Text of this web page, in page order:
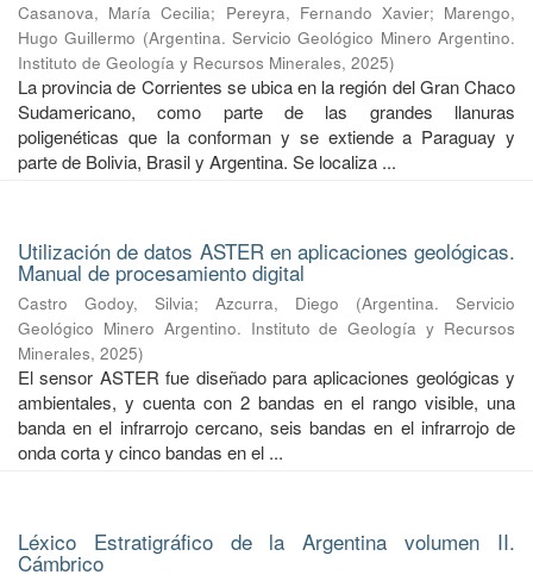
Casanova, María Cecilia; Pereyra, Fernando Xavier; Marengo,
Hugo Guillermo (Argentina. Servicio Geológico Minero Argentino.
Instituto de Geología y Recursos Minerales, 2025)
La provincia de Corrientes se ubica en la región del Gran Chaco
Sudamericano, como parte de las grandes llanuras
poligenéticas que la conforman y se extiende a Paraguay y
parte de Bolivia, Brasil y Argentina. Se localiza ...
Utilización de datos ASTER en aplicaciones geológicas.
Manual de procesamiento digital
Castro Godoy, Silvia; Azcurra, Diego (Argentina. Servicio
Geológico Minero Argentino. Instituto de Geología y Recursos
Minerales, 2025)
El sensor ASTER fue diseñado para aplicaciones geológicas y
ambientales, y cuenta con 2 bandas en el rango visible, una
banda en el infrarrojo cercano, seis bandas en el infrarrojo de
onda corta y cinco bandas en el ...
Léxico Estratigráfico de la Argentina volumen II.
Cámbrico